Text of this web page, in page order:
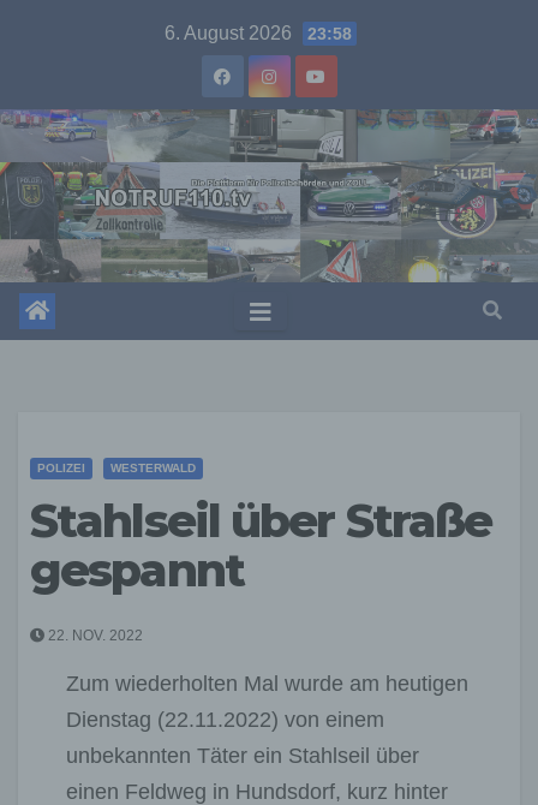
6. August 2026 23:58
POLIZEI WESTERWALD
Stahlseil über Straße
gespannt
22. NOV. 2022
Zum wiederholten Mal wurde am heutigen
Dienstag (22.11.2022) von einem
unbekannten Täter ein Stahlseil über
einen Feldweg in Hundsdorf, kurz hinter